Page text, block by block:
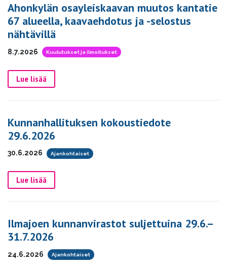
Ahonkylän osayleiskaavan muutos kantatie
67 alueella, kaavaehdotus ja -selostus
nähtävillä
8.7.2026 Kuulutukset ja ilmoitukset
Lue lisää
Kunnanhallituksen kokoustiedote
29.6.2026
30.6.2026 Ajankohtaiset
Lue lisää
Ilmajoen kunnanvirastot suljettuina 29.6.–
31.7.2026
24.6.2026 Ajankohtaiset